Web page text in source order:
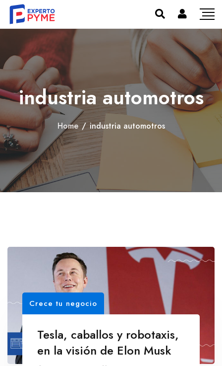
industria automotros
Home / industria automotros
Crece tu negocio
Tesla, caballos y robotaxis,
en la visión de Elon Musk